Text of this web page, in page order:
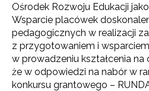
Ośrodek Rozwoju Edukacji
Wsparcie placówek
pedagogicznych w realizacji
z przygotowaniem i
w prowadzeniu kształcenia na
że w odpowiedzi na nabór w
konkursu grantowego –